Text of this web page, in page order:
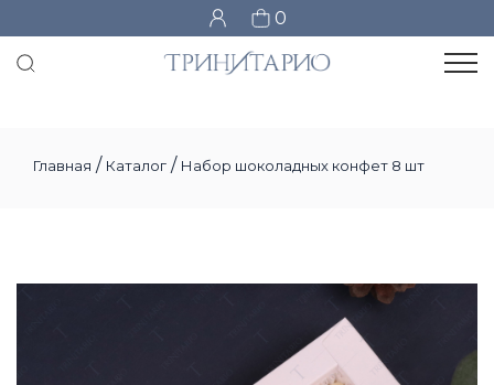
0
Главная / Каталог / Набор шоколадных конфет 8 шт